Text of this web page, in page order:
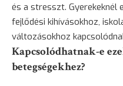
és a stresszt. Gyerekeknél
fejlődési kihívásokhoz,
változásokhoz
Kapcsolódhatnak-e
betegségekhez?